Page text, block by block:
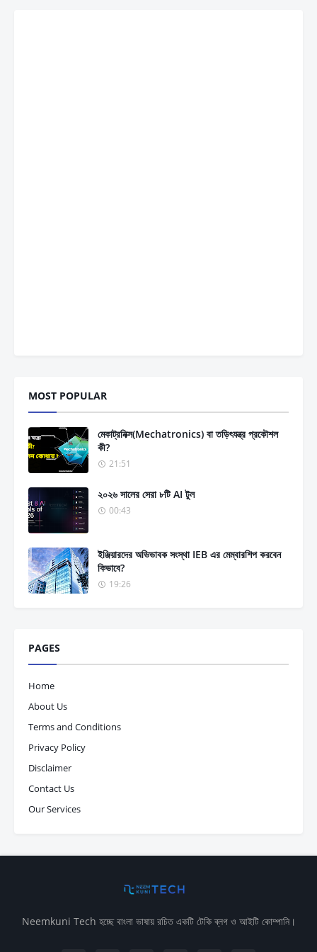
MOST POPULAR
মেকাট্রনিক্স(Mechatronics) বা তড়িৎযন্ত্র প্রকৌশল
কী?
21:51
২০২৬ সালের সেরা ৮টি AI টুল
00:43
ইঞ্জিয়ারদের অভিভাবক সংস্থা IEB এর মেম্বারশিপ করবেন
কিভাবে?
19:26
PAGES
Home
About Us
Terms and Conditions
Privacy Policy
Disclaimer
Contact Us
Our Services
Neemkuni Tech হচ্ছে বাংলা ভাষায় রচিত একটি টেকি ব্লগ ও আইটি কোম্পানি।